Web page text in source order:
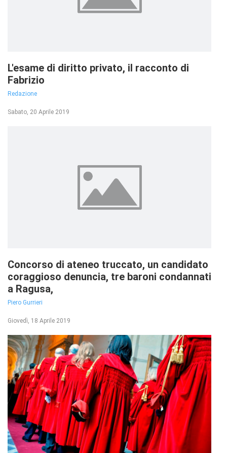
L'esame di diritto privato, il racconto di
Fabrizio
Redazione
Sabato, 20 Aprile 2019
Concorso di ateneo truccato, un candidato
coraggioso denuncia, tre baroni condannati
a Ragusa,
Piero Gurrieri
Giovedì, 18 Aprile 2019